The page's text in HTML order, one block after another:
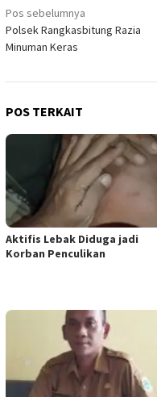
Navigasi
pos
Pos sebelumnya
Polsek Rangkasbitung Razia
Minuman Keras
POS TERKAIT
Aktifis Lebak Diduga jadi
Korban Penculikan